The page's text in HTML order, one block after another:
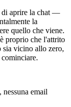
di aprire la chat —
la
quello che viene.
proprio che l'attrito
sia vicino allo zero,
email